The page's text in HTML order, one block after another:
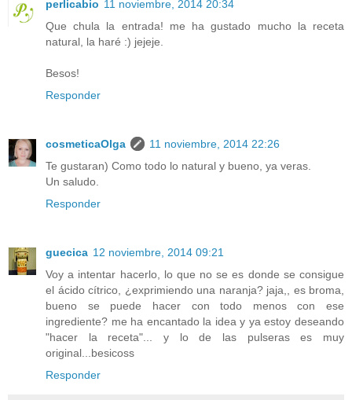
perlicabio 11 noviembre, 2014 20:34
Que chula la entrada! me ha gustado mucho la receta
natural, la haré :) jejeje.
Besos!
Responder
cosmeticaOlga
11 noviembre, 2014 22:26
Te gustaran) Como todo lo natural y bueno, ya veras.
Un saludo.
Responder
guecica 12 noviembre, 2014 09:21
Voy a intentar hacerlo, lo que no se es donde se consigue
el ácido cítrico, ¿exprimiendo una naranja? jaja,, es broma,
bueno se puede hacer con todo menos con ese
ingrediente? me ha encantado la idea y ya estoy deseando
"hacer la receta"... y lo de las pulseras es muy
original...besicoss
Responder